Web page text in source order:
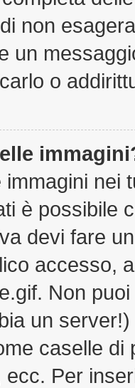
non
un
o
nei
è possibile
devi fare
accesso,
Non
un
caselle
Per